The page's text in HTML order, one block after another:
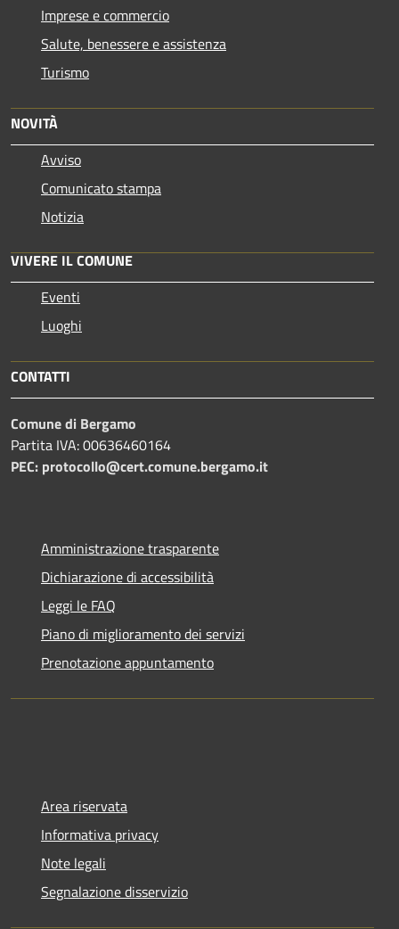
Imprese e commercio
Salute, benessere e assistenza
Turismo
NOVITÀ
Avviso
Comunicato stampa
Notizia
VIVERE IL COMUNE
Eventi
Luoghi
CONTATTI
Comune di Bergamo
Partita IVA: 00636460164
PEC: protocollo@cert.comune.bergamo.it
Amministrazione trasparente
Dichiarazione di accessibilità
Leggi le FAQ
Piano di miglioramento dei servizi
Prenotazione appuntamento
Area riservata
Informativa privacy
Note legali
Segnalazione disservizio